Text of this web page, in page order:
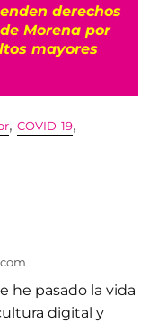
derechos
Morena por
mayores
,COVID-19,
he pasado la vida
digital y